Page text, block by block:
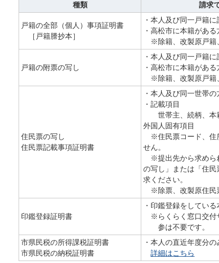
種類 請求
戸籍の全部（個人）事項証明書
［戸籍謄抄本］
・本人及び同一戸籍
・高松市に本籍がある
※除籍、改製原戸籍
戸籍の附票の写し
・本人及び同一戸籍
・高松市に本籍がある
※除籍、改製原戸籍
住民票の写し
住民票記載事項証明書
・本人及び同一世帯の
・記載項目
世帯主、続柄、本
外国人固有項目
※住民票コード、住
せん。
※提出先から求めら
の写し」または「住
求ください。
※除票、改製原住民
印鑑登録証明書
・印鑑登録をしてい
※らくらく窓口交付
参は不要です。
市県民税の所得課税証明書
市県民税の納税証明書
・本人の直近年度分の
詳細はこちら